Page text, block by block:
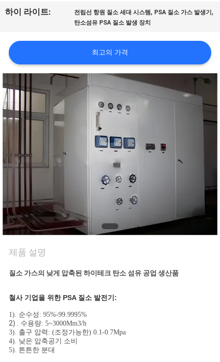
견
품
질
관
리
저
와
연
락
뉴
사
례
하이 라이트: 전립선 항원 질소 세대 시스템 , PSA 질소 가스 발생기 ,
탄소섬유 PSA 질소 발생 장치
최고의 가격
제품 설명
질소 가스의 낮게 압축된 하이테크 탄소 섬유 공업 생산품
철사 기업을 위한 PSA 질소 발전기:
1). 순수성: 95%-99.9995%
2) . 수용량: 5~3000Mm3/h
3). 출구 압력: (조정가능한) 0.1-0.7Mpa
4). 낮은 압축공기 소비
5). 튼튼한 분대